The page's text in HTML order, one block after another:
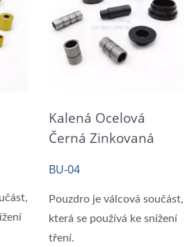
Kalená Ocelová
Černá Zinkovaná
BU-04
Pouzdro je válcová součást,
která se používá ke snížení
tření.